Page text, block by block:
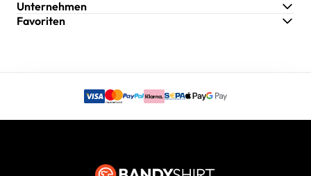
Unternehmen
Favoriten